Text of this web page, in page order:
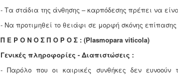
- Τα στάδια της άνθησης – καρπόδεσης πρέπει να
- Να προτιμηθεί το θειάφι σε μορφή σκόνης επίπασης
Π Ε Ρ Ο Ν Ο Σ Π Ο Ρ Ο Σ : (Plasmopara viticola)
Γενικές πληροφορίες - Διαπιστώσεις :
- Παρόλο που οι καιρικές συνθήκες δεν